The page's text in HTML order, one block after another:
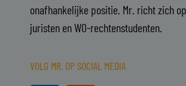
onafhankelijke positie. Mr. richt zich
juristen en WO-rechtenstudenten.
VOLG MR. OP SOCIAL MEDIA